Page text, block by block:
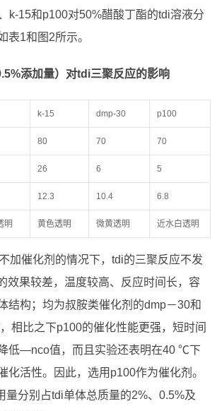
k-15和p100对50%醋酸丁酯的tdi溶液分
表1和图2所示。
添加量）对tdi三聚反应的影响
k-15 dmp-30 p100
80 70 70
26 6 5
12.3 10.4 6.8
明 黄色透明 微黄透明 近水白透明
加催化剂的情况下，tdi的三聚反应不发
效果较差，温度较高、反应时间长，容
结构；均为叔胺类催化剂的dmp－30和
相比之下p100的催化性能更强，短时间
低—nco值，而且实验还表明在40 ℃下
化活性。因此，选用p100作为催化剂。
量分别占tdi单体总质量的2%、0.5%及